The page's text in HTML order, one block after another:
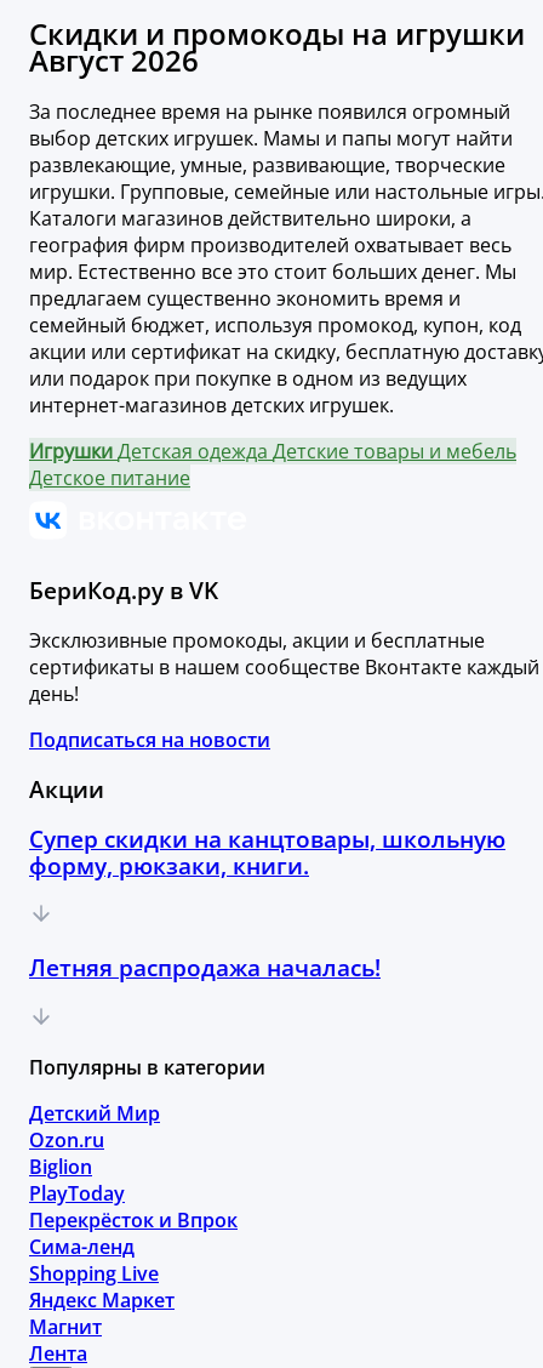
Скидки и промокоды на игрушки
Август 2026
За последнее время на рынке появился огромный
выбор детских игрушек. Мамы и папы могут найти
развлекающие, умные, развивающие, творческие
игрушки. Групповые, семейные или настольные
Каталоги магазинов действительно широки, а
география фирм производителей охватывает весь
мир. Естественно все это стоит больших денег. Мы
предлагаем существенно экономить время и
семейный бюджет, используя промокод, купон, код
акции или сертификат на скидку, бесплатную
или подарок при покупке в одном из ведущих
интернет-магазинов детских игрушек.
ИгрушкиДетская одежда Детские товары и мебель
Детское питание
БериКод.ру в VK
Эксклюзивные промокоды, акции и бесплатные
сертификаты в нашем сообществе Вконтакте каждый
день!
Подписаться на новости
Акции
Супер скидки на канцтовары, школьную
форму, рюкзаки, книги.
Летняя распродажа началась!
Популярны в категории
Детский Мир
Ozon.ru
Biglion
PlayToday
Перекрёсток и Впрок
Сима-ленд
Shopping Live
Яндекс Маркет
Магнит
Лента